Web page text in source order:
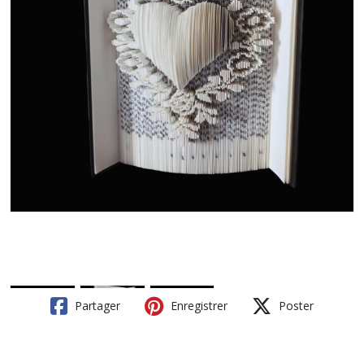
Partager Enregistrer Poster